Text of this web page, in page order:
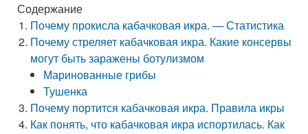
Содержание
Почему прокисла кабачковая икра. — Статистика
Почему стреляет кабачковая икра. Какие консервы
могут быть заражены ботулизмом
Маринованные грибы
Тушенка
Почему портится кабачковая икра. Правила икры
Как понять, что кабачковая икра испортилась. Как